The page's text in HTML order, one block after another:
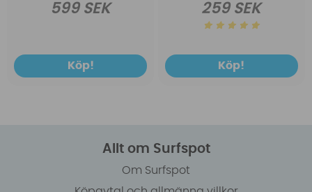
599 SEK
Köp!
259 SEK
Köp!
Allt om Surfspot
Om Surfspot